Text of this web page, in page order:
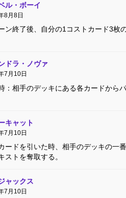
ル・ボーイ
8月8日
ン終了後、自分の1コストカード3枚
ドラ・ノヴァ
7月10日
：相手のデッキにある各カードから
キャット
7月10日
ードを引いた時、相手のデッキの一
ストを奪取する。
ャックス
7月10日